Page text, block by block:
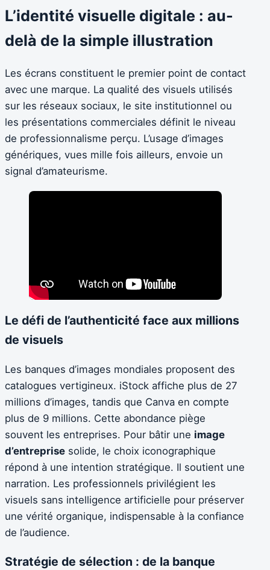
L’identité visuelle digitale : au-
delà de la simple illustration
Les écrans constituent le premier point de contact
avec une marque. La qualité des visuels utilisés
sur les réseaux sociaux, le site institutionnel ou
les présentations commerciales définit le niveau
de professionnalisme perçu. L’usage d’images
génériques, vues mille fois ailleurs, envoie un
signal d’amateurisme.
Le défi de l’authenticité face aux millions
de visuels
Les banques d’images mondiales proposent des
catalogues vertigineux. iStock affiche plus de 27
millions d’images, tandis que Canva en compte
plus de 9 millions. Cette abondance piège
souvent les entreprises. Pour bâtir une image
d’entreprise solide, le choix iconographique
répond à une intention stratégique. Il soutient une
narration. Les professionnels privilégient les
visuels sans intelligence artificielle pour préserver
une vérité organique, indispensable à la confiance
de l’audience.
Stratégie de sélection : de la banque